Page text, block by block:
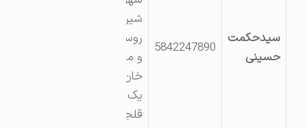
سیدحکمت
حسینی
5842247890
شیروان بعد از
روستای خانلق
و محمد علی
خان کیلومتر
یک جاده
قلجق سمت